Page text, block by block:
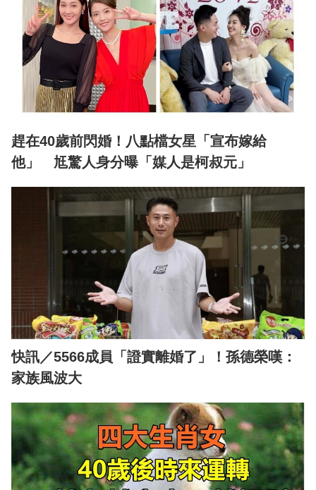
趕在40歲前閃婚！八點檔女星「宣布嫁給
他」 尪驚人身分曝「媒人是柯叔元」
快訊／5566成員「證實離婚了」！孫德榮嘆：
家族風波大